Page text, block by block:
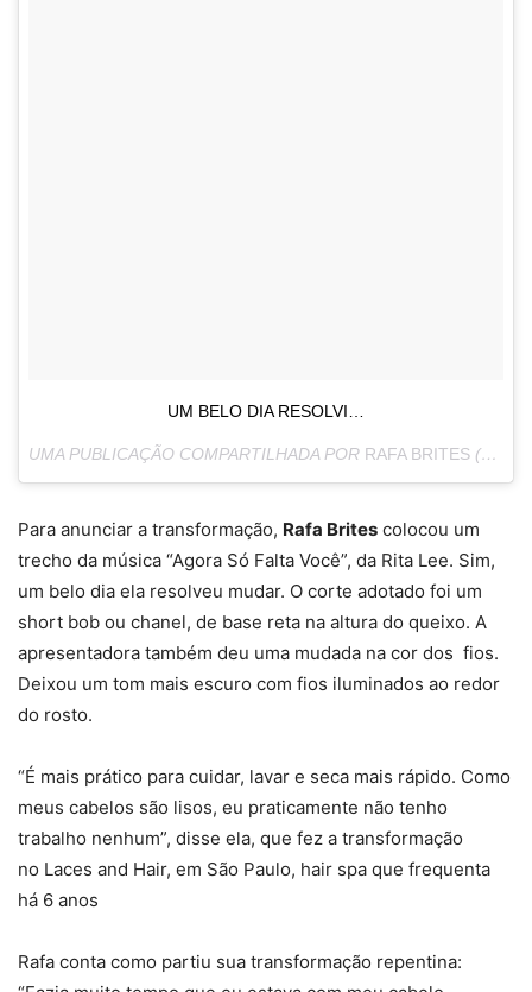
UM BELO DIA RESOLVI…
UMA PUBLICAÇÃO COMPARTILHADA POR RAFA BRITES (@RAFABRITES) EM
Para anunciar a transformação, Rafa Brites colocou um
trecho da música “Agora Só Falta Você”, da Rita Lee. Sim,
um belo dia ela resolveu mudar. O corte adotado foi um
short bob ou chanel, de base reta na altura do queixo. A
apresentadora também deu uma mudada na cor dos fios.
Deixou um tom mais escuro com fios iluminados ao redor
do rosto.
“É mais prático para cuidar, lavar e seca mais rápido. Como
meus cabelos são lisos, eu praticamente não tenho
trabalho nenhum”, disse ela, que fez a transformação
no Laces and Hair, em São Paulo, hair spa que frequenta
há 6 anos
Rafa conta como partiu sua transformação repentina: